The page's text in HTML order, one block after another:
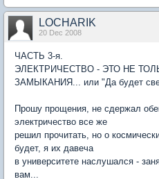
LOCHARIK
20 Dec 2008
ЧАСТЬ 3-я.
ЭЛЕКТРИЧЕСТВО - ЭТО НЕ
ЗАМЫКАНИЯ... или "Да будет
Прошу прощения, не сдержал
электричество все же
решил прочитать, но о
будет, я их давеча
в университете наслушался -
вам...